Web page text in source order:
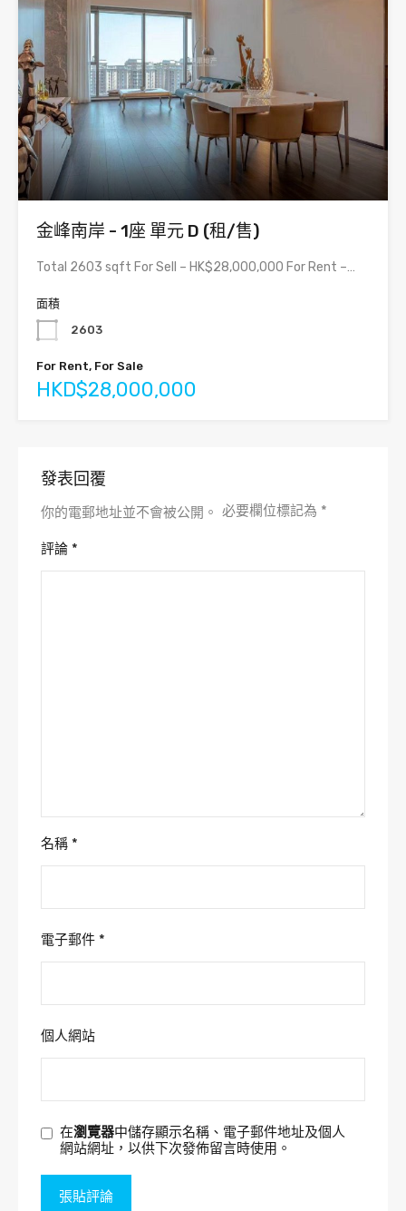
金峰南岸 - 1座 單元 D (租/售)
Total 2603 sqft For Sell – HK$28,000,000 For Rent –…
面積
2603
For Rent, For Sale
HKD$28,000,000
發表回覆
你的電郵地址並不會被公開。 必要欄位標記為 *
評論 *
名稱 *
電子郵件 *
個人網站
在瀏覽器中儲存顯示名稱、電子郵件地址及個人
網站網址，以供下次發佈留言時使用。